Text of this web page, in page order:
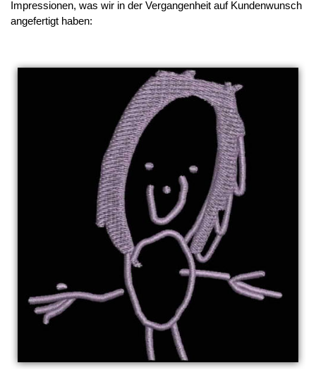
Impressionen, was wir in der Vergangenheit auf Kundenwunsch
angefertigt haben: